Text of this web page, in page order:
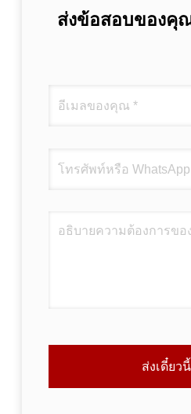
ส่งข้อสอบของคุ
ส่งเดี๋ยวนี้